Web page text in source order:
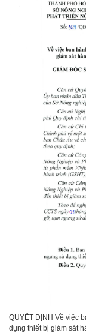
QUYẾT ĐỊNH Về việc
dụng thiết bị giám sát